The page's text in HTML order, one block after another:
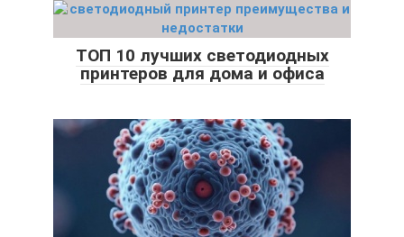
ТОП 10 лучших светодиодных
принтеров для дома и офиса